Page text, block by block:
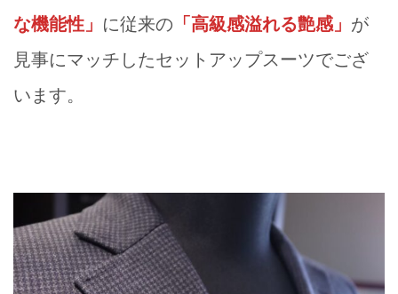
な機能性」 に従来の 「高級感溢れる艶感」 が
見事にマッチしたセットアップスーツでござ
います。